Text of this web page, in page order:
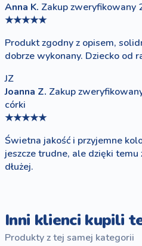
Anna K. Zakup zweryfikowany
★★★★★
Produkt zgodny z opisem,
dobrze wykonany. Dziecko od
JZ
Joanna Z. Zakup
córki
★★★★★
Świetna jakość i przyjemne
jeszcze trudne, ale dzięki
dłużej.
Inni klienci kupili
Produkty z tej samej kategorii